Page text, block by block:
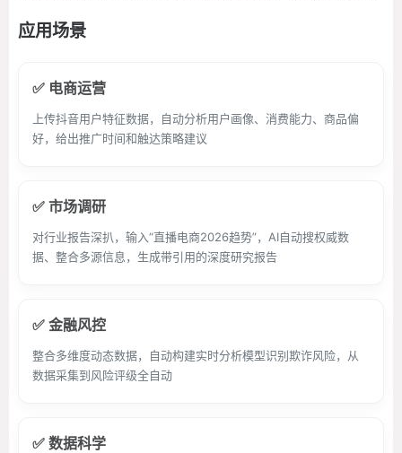
应用场景
✅ 电商运营
上传抖音用户特征数据，自动分析用户画像、消费能力、商品偏
好，给出推广时间和触达策略建议
✅ 市场调研
对行业报告深扒，输入“直播电商2026趋势”，AI自动搜权威数
据、整合多源信息，生成带引用的深度研究报告
✅ 金融风控
整合多维度动态数据，自动构建实时分析模型识别欺诈风险，从
数据采集到风险评级全自动
✅ 数据科学